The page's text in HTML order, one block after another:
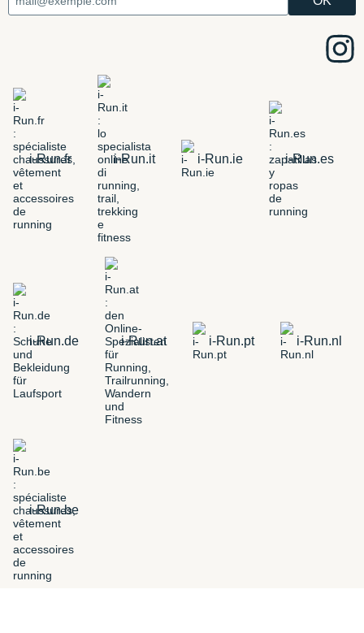
i-Run.fr i-Run.it i-Run.ie i-Run.es
i-Run.de i-Run.at i-Run.pt i-Run.nl
i-Run.be